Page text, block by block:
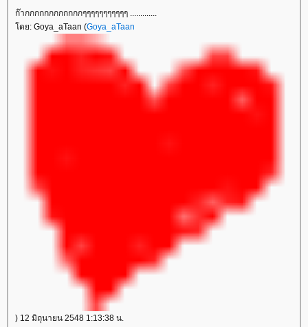
ก๊ากกกกกกกกกกกกๆๆๆๆๆๆๆๆๆๆๆ .............
โดย: Goya_aTaan (Goya_aTaan
) 12 มิถุนายน 2548 1:13:38 น.